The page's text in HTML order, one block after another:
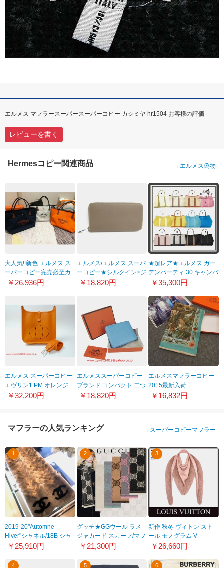
エルメス マフラースーパースーパーコピー カシミヤ hr1504 お客様の評価
レビューを書く
Hermesコピー関連商品 →エルメス偽物
大人気!!新色 エルメス ス
ーパーコピー完売必至カ
ヴァリエバッグ トート オ
￥26,936円
エルメス/エルメス スーパ
ーコピー★シルクイン×ジ
ップ長財布×エトープ
￥18,820円
★超レア★エルメス ガー
デンパーティ 30 キャンバ
ス コピー 12色22042611
￥35,300円
エルメス スーパーコピー
エヴリン1 PM オレンジ
エプソン エルメス-053
￥32,200円
エルメススーパーコピー
ブランド コンパクト 二つ
折り財布トリヨンクレマ
￥18,820円
エルメスマフラーコピー
2015最新入荷
HMS2015011 デジタルプ
￥16,832円
マフラーの人気ランキング → スーパーコピーマフラー
1
2019-20"Automne-
Hiver"シャネル/18B シャ
ネルも マフラー コピー
9112837
￥25,910円
2
グッチ★GGウール ラメ
ジャカード スカーフ/マフ
ラー コピー★すぐ届く
￥21,300円
3
新作 秋冬 ヴィトン スト
ール モノグラム V
FOURRURE ファー
￥26,660円
4 5 6